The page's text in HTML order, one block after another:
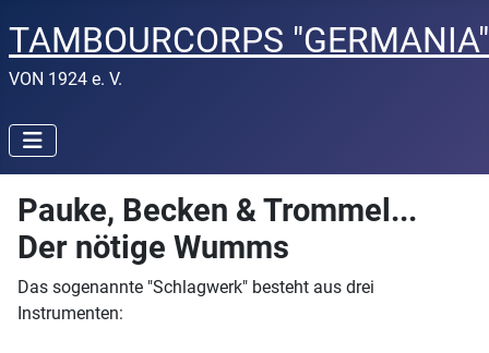
TAMBOURCORPS
VON 1924 e. V.
Pauke, Becken & Trommel...
Der nötige Wumms
Das sogenannte "Schlagwerk" besteht aus drei
Instrumenten: